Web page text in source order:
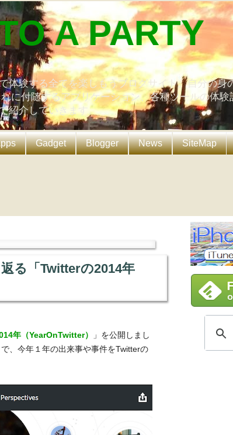
A PARTY
験する全てを楽しもうブログサイト。自分の身
に付随するアプリケーション、各種ツールの体験
紹介していきます。
Gadget Blogger News SiteMap
る「Twitterの2014年
年（YearOnTwitter）
」を公開しまし
で、今年１年の出来事や事件をTwitterの